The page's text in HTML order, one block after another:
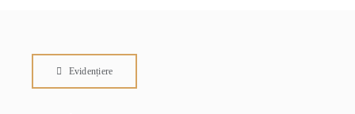
Evidențiere